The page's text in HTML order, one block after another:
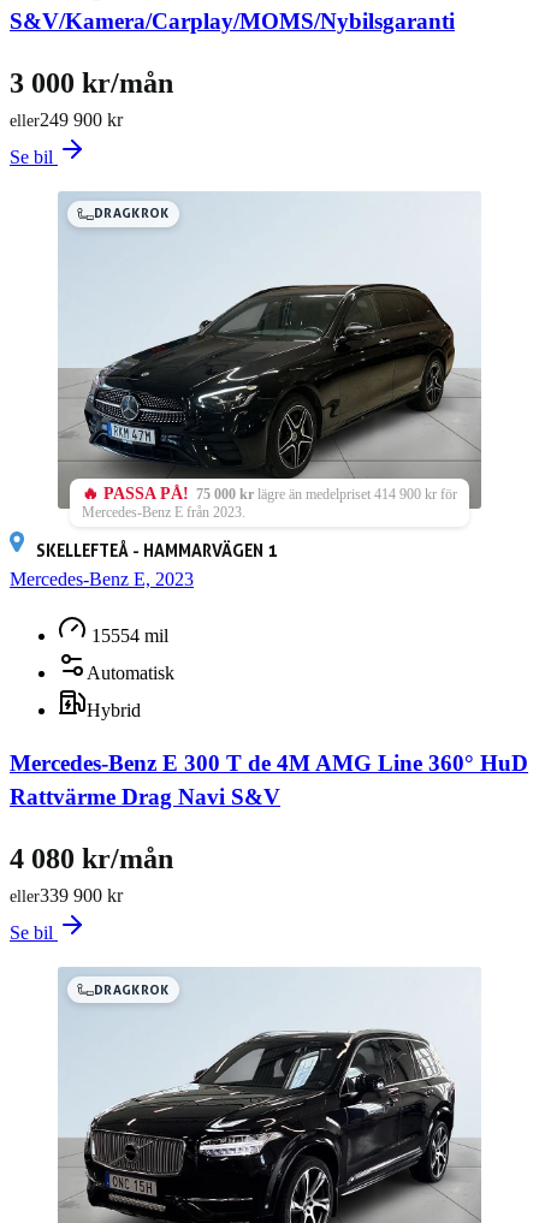
S&V/Kamera/Carplay/MOMS/Nybilsgaranti
249 900 kr
eller
3 000 kr/mån
Se bil
DRAGKROK
🔥 PASSA PÅ! 75 000 kr lägre än medelpriset 414 900 kr för
Mercedes-Benz E från 2023.
SKELLEFTEÅ - HAMMARVÄGEN 1
Mercedes-Benz E, 2023
15554 mil
Automatisk
Hybrid
Mercedes-Benz E 300 T de 4M AMG Line 360° HuD
Rattvärme Drag Navi S&V
339 900 kr
eller
4 080 kr/mån
Se bil
DRAGKROK